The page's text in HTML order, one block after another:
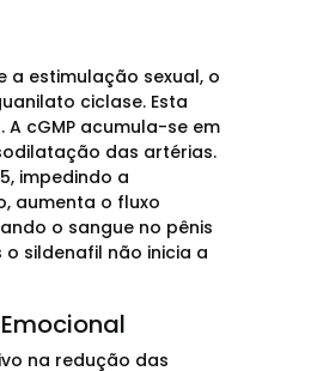
a estimulação sexual, o
ciclase. Esta
cGMP acumula-se em
das artérias.
impedindo a
aumenta o fluxo
o sangue no pênis
sildenafil não inicia a
na redução das